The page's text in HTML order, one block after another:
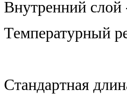
Внутренний
Температурный
Стандартная